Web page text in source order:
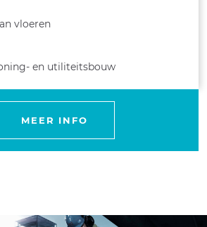
vloeren
en utiliteitsbouw
MEER INFO